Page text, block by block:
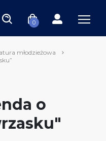
0
młodzieżowa
o